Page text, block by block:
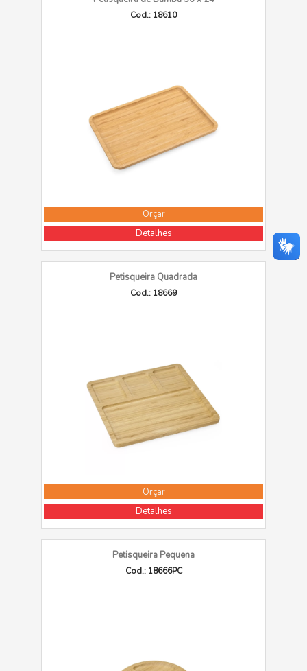
Cod.: 18610
Orçar
Detalhes
Petisqueira Quadrada
Cod.: 18669
Orçar
Detalhes
Petisqueira Pequena
Cod.: 18666PC